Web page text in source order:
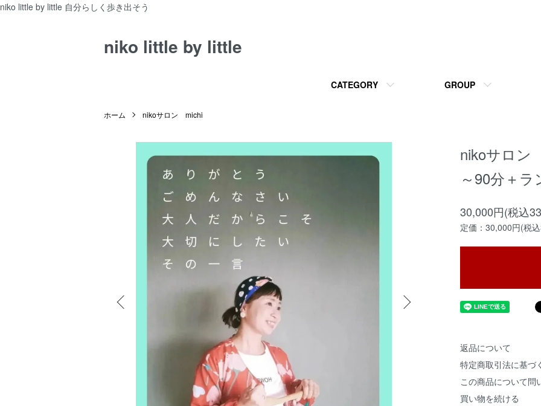
niko little by little 自分らしく歩き出そう
niko little by little
CATEGORY GROUP
ホーム nikoサロン michi
nikoサロ
～90分＋ラ
30,000円(税込
定価：30,000円(税
返品について
特定商取引法に基づ
この商品について問
買い物を続ける